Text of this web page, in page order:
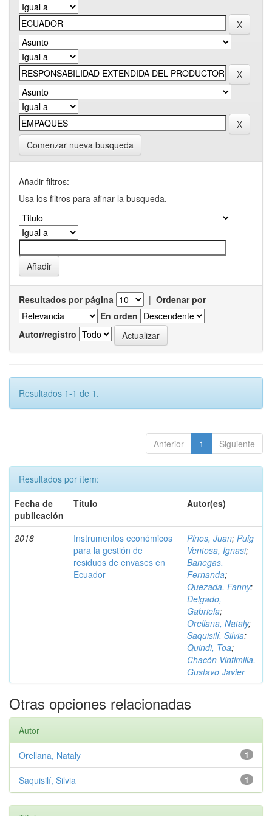
Comenzar nueva busqueda
Añadir filtros:
Usa los filtros para afinar la busqueda.
Resultados por página | Ordenar por
En orden
Autor/registro
Resultados 1-1 de 1.
Anterior 1 Siguiente
Resultados por ítem:
Fecha de
publicación
Título Autor(es)
2018
Instrumentos económicos
para la gestión de
residuos de envases en
Ecuador
Pinos, Juan; Puig
Ventosa, Ignasi;
Banegas,
Fernanda;
Quezada, Fanny;
Delgado,
Gabriela;
Orellana, Nataly;
Saquisilí, Silvia;
Quindi, Toa;
Chacón Vintimilla,
Gustavo Javier
Otras opciones relacionadas
Autor
1
Orellana, Nataly
1
Saquisilí, Silvia